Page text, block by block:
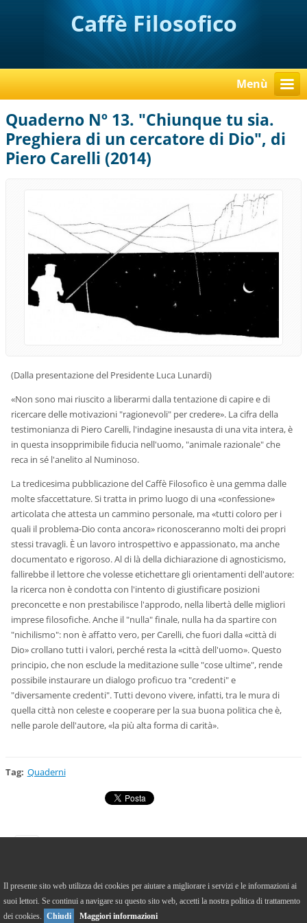
Caffè Filosofico
Menù
Quaderno Nº 13. "Chiunque tu sia.
Preghiera di un cercatore di Dio", di
Piero Carelli (2014)
(Dalla presentazione del Presidente Luca Lunardi)
«Non sono mai riuscito a liberarmi dalla tentazione di capire e di
ricercare delle motivazioni "ragionevoli" per credere». La cifra della
testimonianza di Piero Carelli, l'indagine inesausta di una vita intera, è
in questa insopprimibile fiducia nell'uomo, "animale razionale" che
reca in sé l'anelito al Numinoso.
La tredicesima pubblicazione del Caffè Filosofico è una gemma dalle
molte sfaccettature. Si tratta in primo luogo di una «confessione»
articolata che attesta un cammino personale, ma «tutti coloro per i
quali il problema-Dio conta ancora» riconosceranno molti dei propri
stessi travagli. È un lavoro introspettivo e appassionato, ma anche
documentato e rigoroso. Al di là della dichiarazione di agnosticismo,
fallirebbe il lettore che volesse etichettare gli orientamenti dell'autore:
la ricerca non è condotta con l'intento di giustificare posizioni
preconcette e non prestabilisce l'approdo, nella libertà delle migliori
imprese filosofiche. Anche il "nulla" finale, nulla ha da spartire con
"nichilismo": non è affatto vero, per Carelli, che fuori dalla «città di
Dio» crollano tutti i valori, perché resta la «città dell'uomo». Questo
principio, che non esclude la meditazione sulle "cose ultime", rende
possibile instaurare un dialogo proficuo tra "credenti" e
"diversamente credenti". Tutti devono vivere, infatti, tra le mura di
quella città non celeste e cooperare per la sua buona politica che è,
nelle parole dell'autore, «la più alta forma di carità».
Tag: Quaderni
Il presente sito web utilizza dei cookies per aiutare a migliorare i servizi e le informazioni ai
suoi lettori. Se continui a navigare su questo sito web, accetti la nostra politica di trattamento
dei cookies. Chiudi Maggiori informazioni
Versione Desktop